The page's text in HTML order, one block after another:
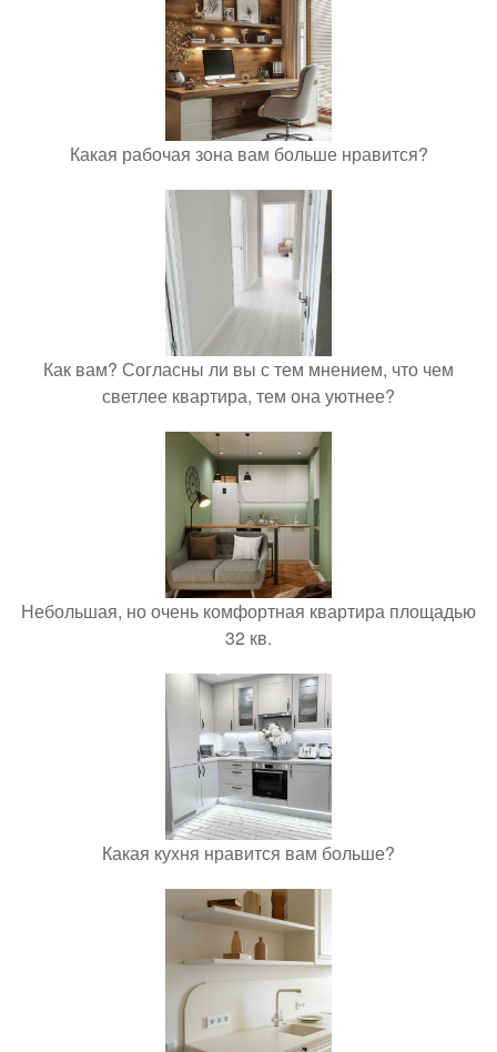
Какая рабочая зона вам больше нравится?
Как вам? Согласны ли вы с тем мнением, что чем
светлее квартира, тем она уютнее?
Небольшая, но очень комфортная квартира площадью
32 кв.
Какая кухня нравится вам больше?